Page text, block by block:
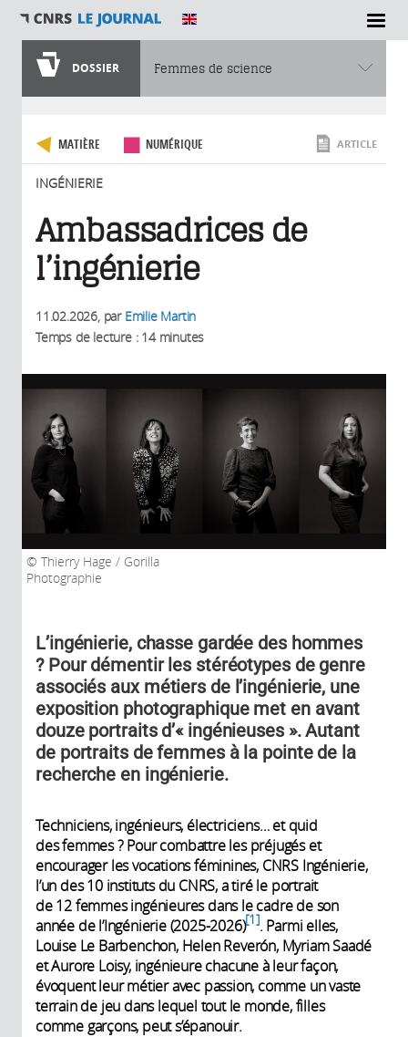
SECTIONS
DOSSIER Femmes de science
MATIÈRE NUMÉRIQUE
INGÉNIERIE
ARTICLE
Ambassadrices de
l’ingénierie
11.02.2026, par Emilie Martin
Temps de lecture : 14 minutes
Thierry Hage / Gorilla
Photographie
L’ingénierie, chasse gardée des hommes
? Pour démentir les stéréotypes de genre
associés aux métiers de l’ingénierie, une
exposition photographique met en avant
douze portraits d’« ingénieuses ». Autant
de portraits de femmes à la pointe de la
recherche en ingénierie.
Techniciens, ingénieurs, électriciens… et quid
des femmes ? Pour combattre les préjugés et
encourager les vocations féminines, CNRS Ingénierie,
l’un des 10 instituts du CNRS, a tiré le portrait
de 12 femmes ingénieures dans le cadre de son
année de l’Ingénierie (2025-2026) 1 . Parmi elles,
Louise Le Barbenchon, Helen Reverón, Myriam Saadé
et Aurore Loisy, ingénieure chacune à leur façon,
évoquent leur métier avec passion, comme un vaste
terrain de jeu dans lequel tout le monde, filles
comme garçons, peut s’épanouir.